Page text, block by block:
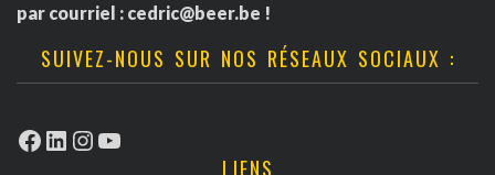
par courriel : cedric@beer.be !
SUIVEZ-NOUS SUR NOS RÉSEAUX SOCIAUX :
Facebook
LinkedIn
Instagram
YouTube
LIENS